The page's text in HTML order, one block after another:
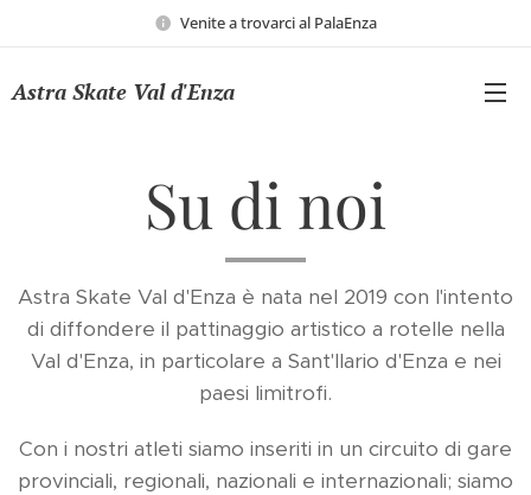
Venite a trovarci al PalaEnza
Astra Skate Val d'Enza
Su di noi
Astra Skate Val d'Enza è nata nel 2019 con l'intento
di diffondere il pattinaggio artistico a rotelle nella
Val d'Enza, in particolare a Sant'Ilario d'Enza e nei
paesi limitrofi.
Con i nostri atleti siamo inseriti in un circuito di gare
provinciali, regionali, nazionali e internazionali; siamo